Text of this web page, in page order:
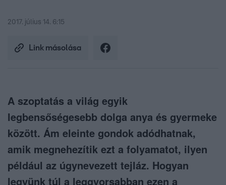
2017. július 14. 6:15
Link másolása
A szoptatás a világ egyik
legbensőségesebb dolga anya és gyermeke
között. Ám eleinte gondok adódhatnak,
amik megnehezítik ezt a folyamatot, ilyen
például az úgynevezett tejláz. Hogyan
legyünk túl a leggyorsabban ezen a